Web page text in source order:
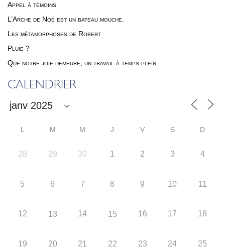
Appel à témoins
L’Arche de Noé est un bateau mouche.
Les métamorphoses de Robert
Pluie ?
Que notre joie demeure, un travail à temps plein…
CALENDRIER
L M M J V S D
28 29 30 1 2 3 4
5 6 7 8 9 10 11
12 13 14 15 16 17 18
19 20 21 22 23 24 25